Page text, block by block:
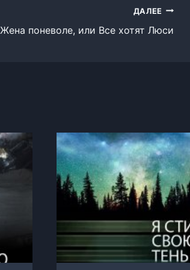
ДАЛЕЕ
Жена поневоле, или Все хотят Люси